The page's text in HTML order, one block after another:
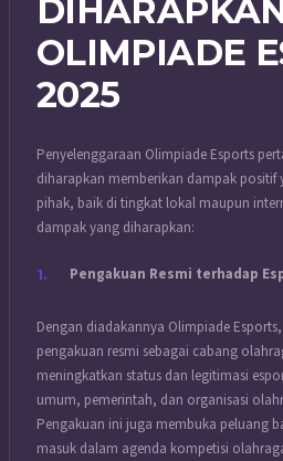
OLIMPIADE
2025
Penyelenggaraan Olimpiade Esports
diharapkan memberikan dampak positif
pihak, baik di tingkat lokal maupun
dampak yang diharapkan:
Pengakuan Resmi terhadap
Dengan diadakannya Olimpiade
pengakuan resmi sebagai cabang
meningkatkan status dan legitimasi
umum, pemerintah, dan organisasi
Pengakuan ini juga membuka peluang
masuk dalam agenda kompetisi